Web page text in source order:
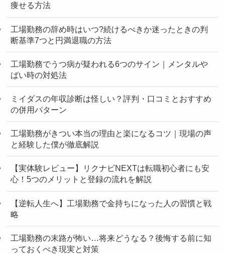
痩せる方法
工場勤務の辞め時はいつ?続けるべきか迷ったときの判
断基準7つと円満退職の方法
工場勤務でうつ病が疑われる6つのサイン｜メンタルや
ばい時の対処法
ミイダスの年収診断は怪しい？評判・口コミとおすすめ
の併用パターン
工場勤務がきつい本当の理由と楽になるコツ｜現場の声
と経験した僕が徹底解説
【実体験レビュー】リクナビNEXTは転職初心者にも安
心！5つのメリットと登録の流れを解説
【逆転人生へ】工場勤務で金持ちになった人の習慣と戦
略
工場勤務の末路が怖い…将来どうなる？後悔する前に知
っておくべき現実と対策